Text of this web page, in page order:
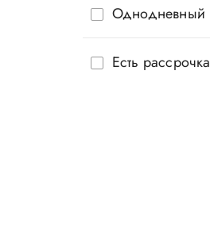
Однодневный
Есть рассрочка